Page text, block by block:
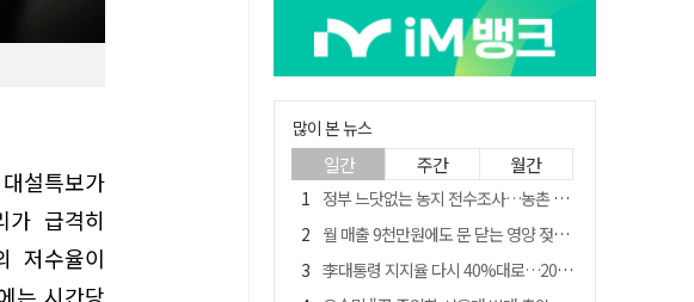
설특보가
급격히
저수율이
많이 본 뉴스
일간 주간 월간
정부 느닷없는 농지 전수조사…농촌 들쑤시는 '경자유전'의 칼날
월 매출 9천만원에도 문 닫는 영양 젖소농장… "일할 사람이 없어"
李대통령 지지율 다시 40%대로…20대는 18.8%p 급락